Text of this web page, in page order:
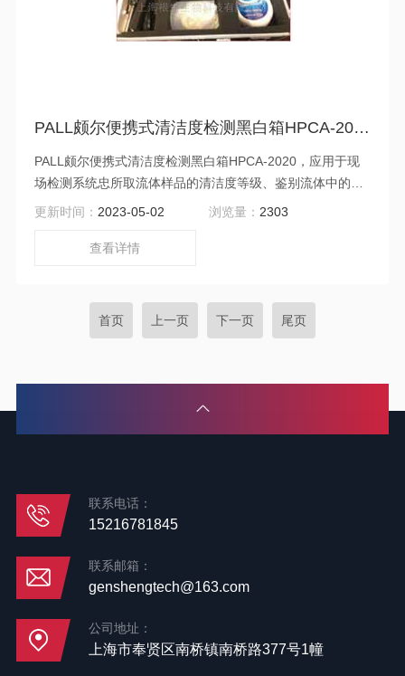
PALL颇尔便携式清洁度检测黑白箱HPCA-2020
PALL颇尔便携式清洁度检测黑白箱HPCA-2020，应用于现
场检测系统忠所取流体样品的清洁度等级、鉴别流体中的污
染物。
更新时间： 2023-05-02 浏览量： 2303
查看详情
首页 上一页 下一页 尾页
联系电话：
15216781845
联系邮箱：
genshengtech@163.com
公司地址：
上海市奉贤区南桥镇南桥路377号1幢